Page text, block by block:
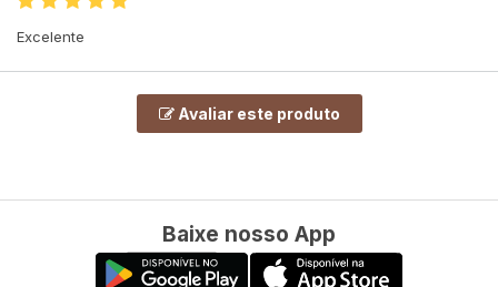
Excelente
Avaliar este produto
Baixe nosso App